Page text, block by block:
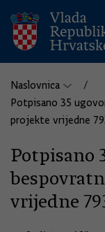
Naslovnica
Potpisano 35
projekte vrijedne
Potpisano
vrijedne